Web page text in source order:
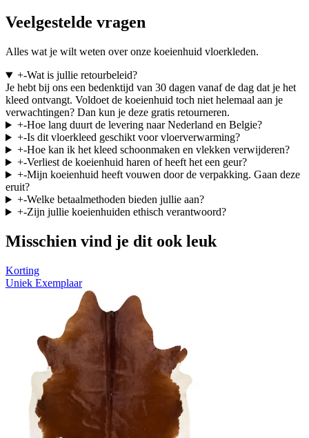
Veelgestelde vragen
Alles wat je wilt weten over onze koeienhuid vloerkleden.
+-Wat is jullie retourbeleid?
Je hebt bij ons een bedenktijd van 30 dagen vanaf de dag dat je het
kleed ontvangt. Voldoet de koeienhuid toch niet helemaal aan je
verwachtingen? Dan kun je deze gratis retourneren.
+-Hoe lang duurt de levering naar Nederland en Belgie?
+-Is dit vloerkleed geschikt voor vloerverwarming?
+-Hoe kan ik het kleed schoonmaken en vlekken verwijderen?
+-Verliest de koeienhuid haren of heeft het een geur?
+-Mijn koeienhuid heeft vouwen door de verpakking. Gaan deze
eruit?
+-Welke betaalmethoden bieden jullie aan?
+-Zijn jullie koeienhuiden ethisch verantwoord?
Misschien vind je dit ook leuk
Korting
Uniek Exemplaar